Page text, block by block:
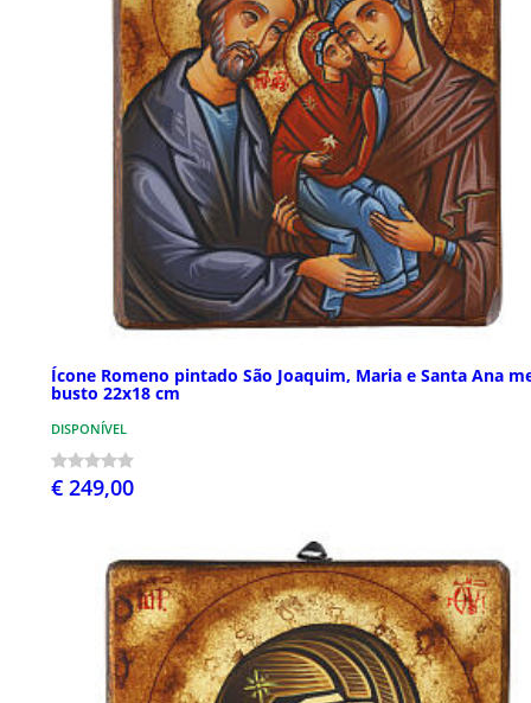
Ícone Romeno pintado São Joaquim, Maria e Santa Ana
busto 22x18 cm
DISPONÍVEL
€ 249,00